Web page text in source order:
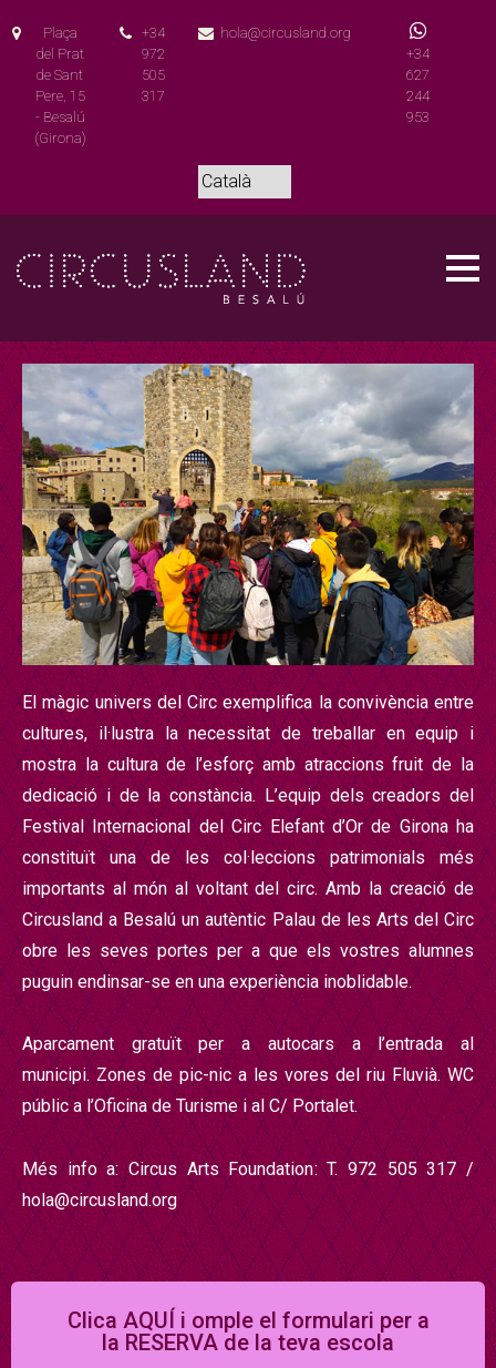
Plaça
del Prat
de Sant
Pere, 15
- Besalú
(Girona)
+34
972
505
317
hola@circusland.org
+34
627
244
953
El màgic univers del Circ exemplifica la convivència entre
cultures, il·lustra la necessitat de treballar en equip i
mostra la cultura de l’esforç amb atraccions fruit de la
dedicació i de la constància. L’equip dels creadors del
Festival Internacional del Circ Elefant d’Or de Girona ha
constituït una de les col·leccions patrimonials més
importants al món al voltant del circ. Amb la creació de
Circusland a Besalú un autèntic Palau de les Arts del Circ
obre les seves portes per a que els vostres alumnes
puguin endinsar-se en una experiència inoblidable.
Aparcament gratuït per a autocars a l’entrada al
municipi. Zones de pic-nic a les vores del riu Fluvià.WC
públic a l’Oficina de Turisme i al C/ Portalet.
Més info a: Circus Arts Foundation: T. 972 505 317 /
hola@circusland.org
Clica AQUÍ i omple el formulari per a
la RESERVA de la teva escola